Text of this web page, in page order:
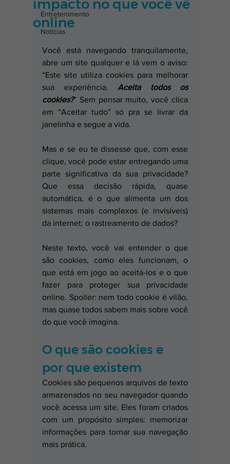
Entretenimento
Notícias
impacto no que você vê
online
Você está navegando tranquilamente,
abre um site qualquer e lá vem o aviso:
“Este site utiliza cookies para melhorar
sua experiência. Aceita todos os
cookies?” Sem pensar muito, você clica
em “Aceitar tudo” só pra se livrar da
janelinha e segue a vida.
Mas e se eu te dissesse que, com esse
clique, você pode estar entregando uma
parte significativa da sua privacidade?
Que essa decisão rápida, quase
automática, é o que alimenta um dos
sistemas mais complexos (e invisíveis)
da internet: o rastreamento de dados?
Neste texto, você vai entender o que
são cookies, como eles funcionam, o
que está em jogo ao aceitá-los e o que
fazer para proteger sua privacidade
online. Spoiler: nem todo cookie é vilão,
mas quase todos sabem mais sobre você
do que você imagina.
O que são cookies e
por que existem
Cookies são pequenos arquivos de texto
armazenados no seu navegador quando
você acessa um site. Eles foram criados
com um propósito simples: memorizar
informações para tornar sua navegação
mais prática.